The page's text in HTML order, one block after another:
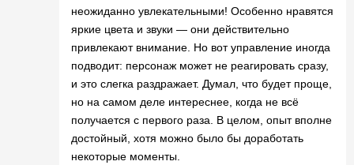
неожиданно увлекательными! Особенно нравятся
яркие цвета и звуки — они действительно
привлекают внимание. Но вот управление иногда
подводит: персонаж может не реагировать сразу,
и это слегка раздражает. Думал, что будет проще,
но на самом деле интереснее, когда не всё
получается с первого раза. В целом, опыт вполне
достойный, хотя можно было бы доработать
некоторые моменты.